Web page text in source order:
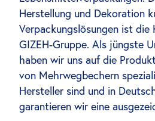
Herstellung und Dekoration
Verpackungslösungen ist die
GIZEH-Gruppe. Als jüngste
haben wir uns auf die
von Mehrwegbechern
Hersteller sind und in
garantieren wir eine